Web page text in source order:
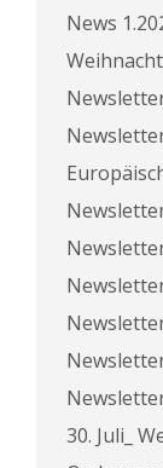
News
30. Juli_